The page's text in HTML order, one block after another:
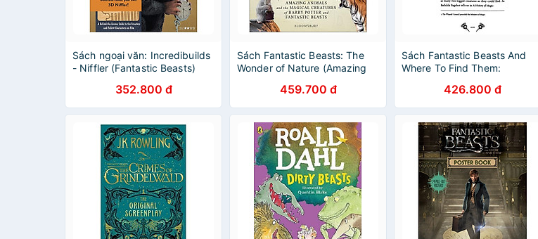
Sách ngoại văn: Incredibuilds
- Niffler (Fantastic Beasts)
352.800 đ
Sách Fantastic Beasts: The
Wonder of Nature (Amazing
Creatures of Harry Potter and
Fantastic Beasts) (Paperback)
459.700 đ
Sách Fantastic Beasts And
Where To Find Them:
426.800 đ